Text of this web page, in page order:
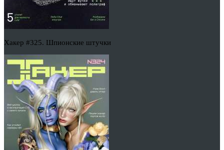
Хакер #325. Шпионские штучки